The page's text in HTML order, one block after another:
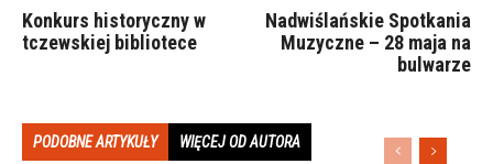
Konkurs historyczny w
tczewskiej bibliotece
Nadwiślańskie Spotkania
Muzyczne – 28 maja na
bulwarze
PODOBNE ARTYKUŁY WIĘCEJ OD AUTORA